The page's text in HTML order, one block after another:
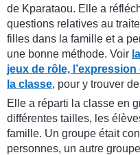
de Kparataou. Elle a
questions relatives au
filles dans la famille et a
une bonne méthode. Voir
jeux de rôle,
la classe, pour y trouver
Elle a réparti la classe en
différentes tailles, les
famille. Un groupe était
personnes, un autre